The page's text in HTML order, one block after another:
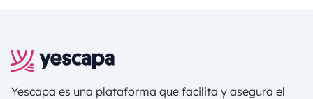
Yescapa es una plataforma que facilita y asegura el